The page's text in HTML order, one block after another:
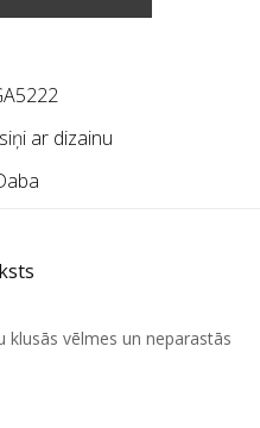
ar dizainu
klusās vēlmes un neparastās